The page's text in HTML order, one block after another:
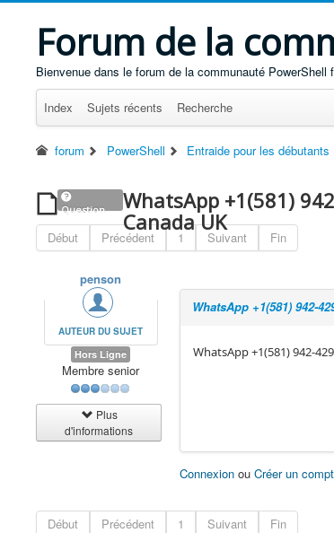
Forum de la
Bienvenue dans le forum de la communauté PowerShell
Index Sujets récents Recherche
forum PowerShell Entraide pour les débutants
Question
WhatsApp +1(581)
Canada UK
Début Précédent 1 Suivant Fin
penson
AUTEUR DU SUJET
Hors Ligne
Membre senior
Plus
d'informations
WhatsApp +1(581) 942-
WhatsApp +1(581) 942-
Connexion ouCréer un
Début Précédent 1 Suivant Fin